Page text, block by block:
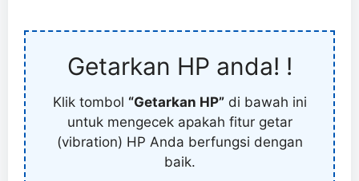
Getarkan HP anda! !
Klik tombol “Getarkan HP”di bawah ini
untuk mengecek apakah fitur getar
(vibration) HP Anda berfungsi dengan
baik.